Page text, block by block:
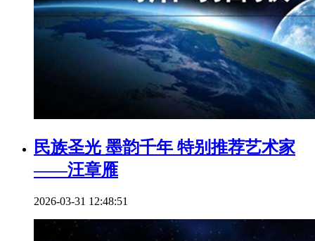
民族圣光 墨韵千年 特别推荐艺术家
——汪章雁
2026-03-31 12:48:51